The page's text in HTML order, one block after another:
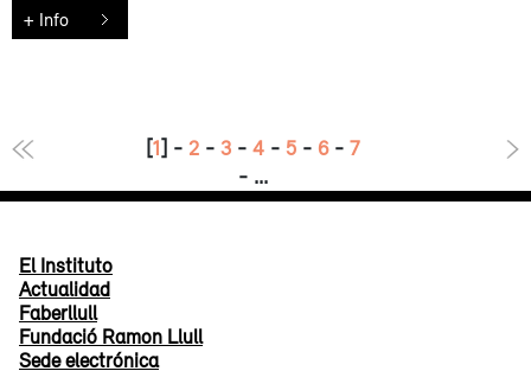
+ Info
[1] - 2- 3- 4- 5- 6- 7
- ...
El Instituto
Actualidad
Faberllull
Fundació Ramon Llull
Sede electrónica